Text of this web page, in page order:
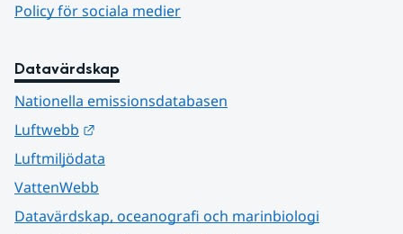
Policy för sociala medier
Datavärdskap
Nationella emissionsdatabasen
Luftwebb
Luftmiljödata
VattenWebb
Datavärdskap, oceanografi och marinbiologi